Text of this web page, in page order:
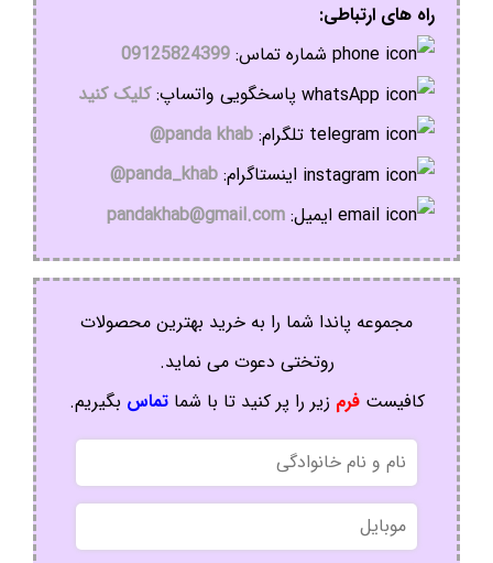
راه های ارتباطی:
شماره تماس: 09125824399
پاسخگویی واتساپ:کلیک کنید
تلگرام: panda khab@
اینستاگرام: panda_khab@
ایمیل: pandakhab@gmail.com
مجموعه پاندا شما را به خرید بهترین محصولات
روتختی دعوت می نماید.
کافیستفرم زیر را پر کنید تا با شماتماس بگیریم.
نام
و
نام
خانوادگی
موبایل